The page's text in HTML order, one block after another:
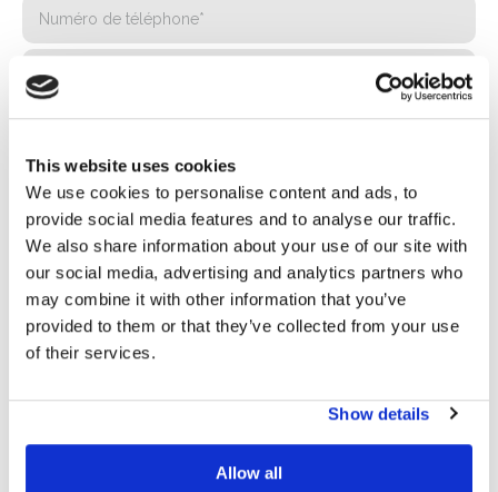
This website uses cookies
We use cookies to personalise content and ads, to
provide social media features and to analyse our traffic.
We also share information about your use of our site with
our social media, advertising and analytics partners who
may combine it with other information that you’ve
provided to them or that they’ve collected from your use
of their services.
Show details
Allow all
Politique de confidentialité*
J'autorise le traitement de mes données conformément
aux dispositions de la
Newsletter